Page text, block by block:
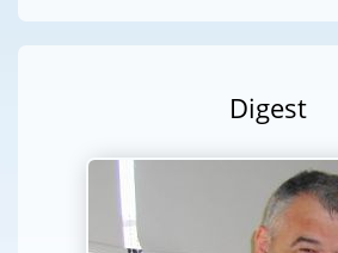
Digest